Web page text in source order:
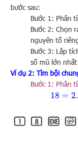
bước sau:
Bước 1: Phân
Bước 2: Chọn
nguyên tố
Bước 3: Lập
số mũ lớn nhất
Ví dụ 2: Tìm bội
Bước 1: Phân
18=2.32